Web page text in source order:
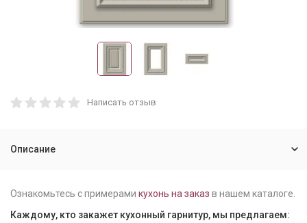
Написать отзыв
Описание
Ознакомьтесь с примерами кухонь на заказ в нашем каталоге.
Каждому, кто закажет кухонный гарнитур, мы предлагаем: